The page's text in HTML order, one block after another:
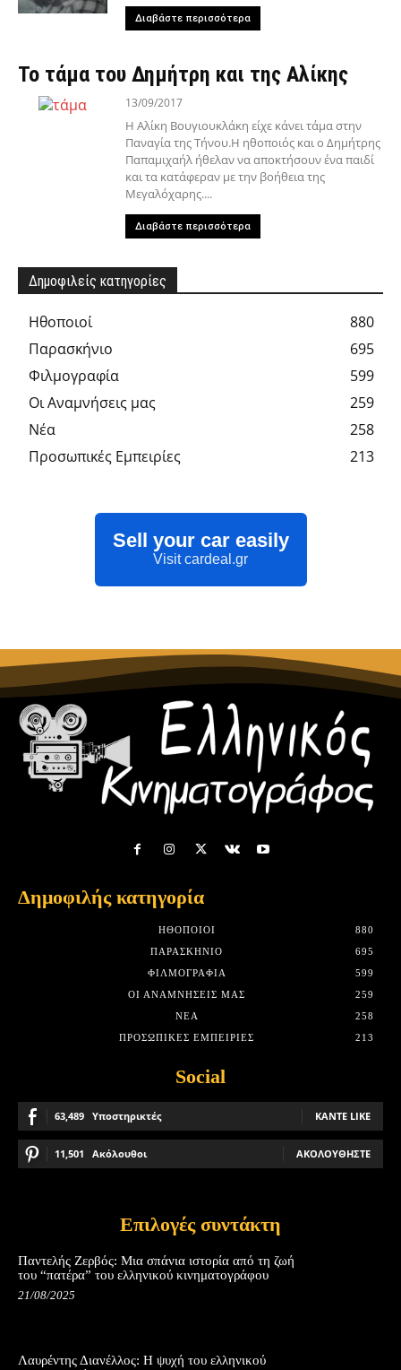
Διαβάστε περισσότερα
Το τάμα του Δημήτρη και της Αλίκης
13/09/2017
Η Αλίκη Βουγιουκλάκη είχε κάνει τάμα στην
Παναγία της Τήνου.Η ηθοποιός και ο Δημήτρης
Παπαμιχαήλ ήθελαν να αποκτήσουν ένα παιδί
και τα κατάφεραν με την βοήθεια της
Μεγαλόχαρης....
Διαβάστε περισσότερα
Δημοφιλείς κατηγορίες
Hθοποιοί
880
Παρασκήνιο
695
Φιλμογραφία
599
Οι Αναμνήσεις μας
259
Νέα
258
Προσωπικές Εμπειρίες
213
Sell your car easily
Visit cardeal.gr
Δημοφιλής κατηγορία
HΘΟΠΟΙΟΊ
880
ΠΑΡΑΣΚΉΝΙΟ
695
ΦΙΛΜΟΓΡΑΦΊΑ
599
ΟΙ ΑΝΑΜΝΉΣΕΙΣ ΜΑΣ
259
ΝΈΑ
258
ΠΡΟΣΩΠΙΚΈΣ ΕΜΠΕΙΡΊΕΣ
213
Social
63,489 Υποστηρικτές ΚΆΝΤΕ LIKE
11,501 Ακόλουθοι ΑΚΟΛΟΥΘΉΣΤΕ
Επιλογές συντάκτη
Παντελής Ζερβός: Μια σπάνια ιστορία από τη ζωή
του “πατέρα” του ελληνικού κινηματογράφου
21/08/2025
Λαυρέντης Διανέλλος: Η ψυχή του ελληνικού